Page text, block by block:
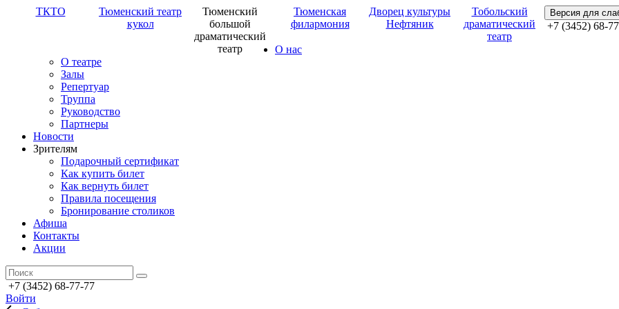
ТКТО
Тюменский театр
кукол
Тюменский
большой
драматический
театр
Тюменская
филармония
Дворец культуры
Нефтяник
Тобольский
драматический
театр
Версия для
+7 (3452) 68-
О нас
О театре
Залы
Репертуар
Труппа
Руководство
Партнеры
Новости
Зрителям
Подарочный сертификат
Как купить билет
Как вернуть билет
Правила посещения
Бронирование столиков
Афиша
Контакты
Акции
+7 (3452) 68-77-77
Войти